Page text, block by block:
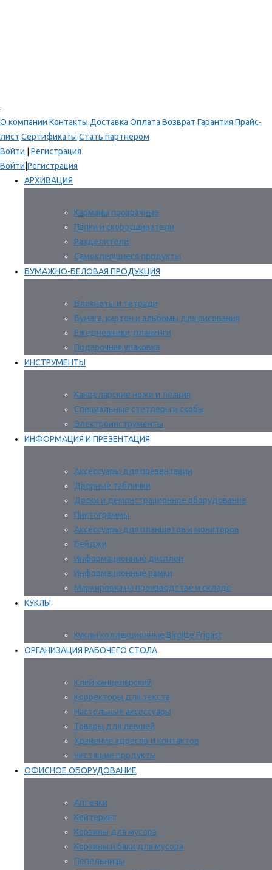
.
О компании Контакты Доставка Оплата Возврат Гарантия Прайс-
лист Сертификаты Стать партнером
Войти
Регистрация
Войти Регистрация
АРХИВАЦИЯ
Карманы прозрачные
Папки и скоросшиватели
Разделители
Самоклеящиеся продукты
БУМАЖНО-БЕЛОВАЯ ПРОДУКЦИЯ
Блокноты и тетради
Бумага, картон и альбомы для рисования
Ежедневники, планинги
Подарочная упаковка
ИНСТРУМЕНТЫ
Канцелярские ножи и лезвия
Специальные степлеры и скобы
Электроинструменты
ИНФОРМАЦИЯ И ПРЕЗЕНТАЦИЯ
Аксессуары для презентации
Дверные таблички
Доски и демонстрационное оборудование
Пиктограммы
Аксессуары для планшетов и мониторов
Бейджи
Информационные дисплеи
Информационные рамки
Маркировка на производстве и складе
КУКЛЫ
Куклы коллекционные Birgitte Frigast
ОРГАНИЗАЦИЯ РАБОЧЕГО СТОЛА
Клей канцелярский
Корректоры для текста
Настольные аксессуары
Товары для левшей
Хранение адресов и контактов
Чистящие продукты
ОФИСНОЕ ОБОРУДОВАНИЕ
Аптечки
Кейтеринг
Корзины для мусора
Корзины и баки для мусора
Пепельницы